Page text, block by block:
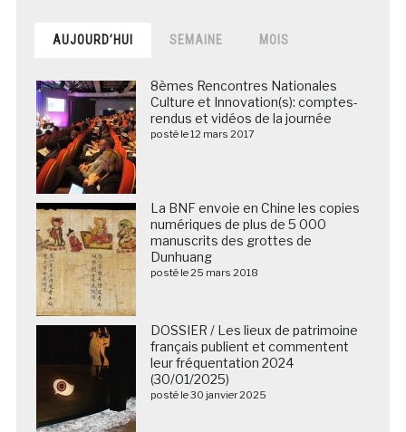
AUJOURD’HUI SEMAINE MOIS
8èmes Rencontres Nationales
Culture et Innovation(s): comptes-
rendus et vidéos de la journée
posté le 12 mars 2017
La BNF envoie en Chine les copies
numériques de plus de 5 000
manuscrits des grottes de
Dunhuang
posté le 25 mars 2018
DOSSIER / Les lieux de patrimoine
français publient et commentent
leur fréquentation 2024
(30/01/2025)
posté le 30 janvier 2025